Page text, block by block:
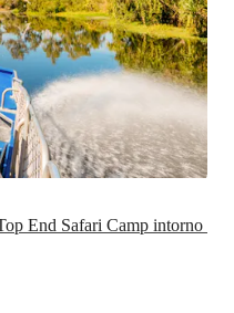
End Safari Camp intorno